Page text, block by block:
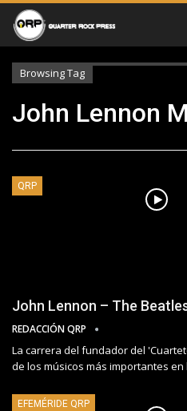
Browsing Tag
John Lennon
QRP
John Lennon – The
REDACCIÓN QRP
La carrera del fundador del
de los músicos más importantes en
EFEMÉRIDE QRP